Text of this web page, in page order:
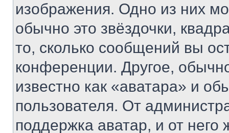
изображения. Одно из них
обычно это звёздочки,
то, сколько сообщений вы
конференции. Другое,
известно как «аватара» и
пользователя. От
поддержка аватар, и от него